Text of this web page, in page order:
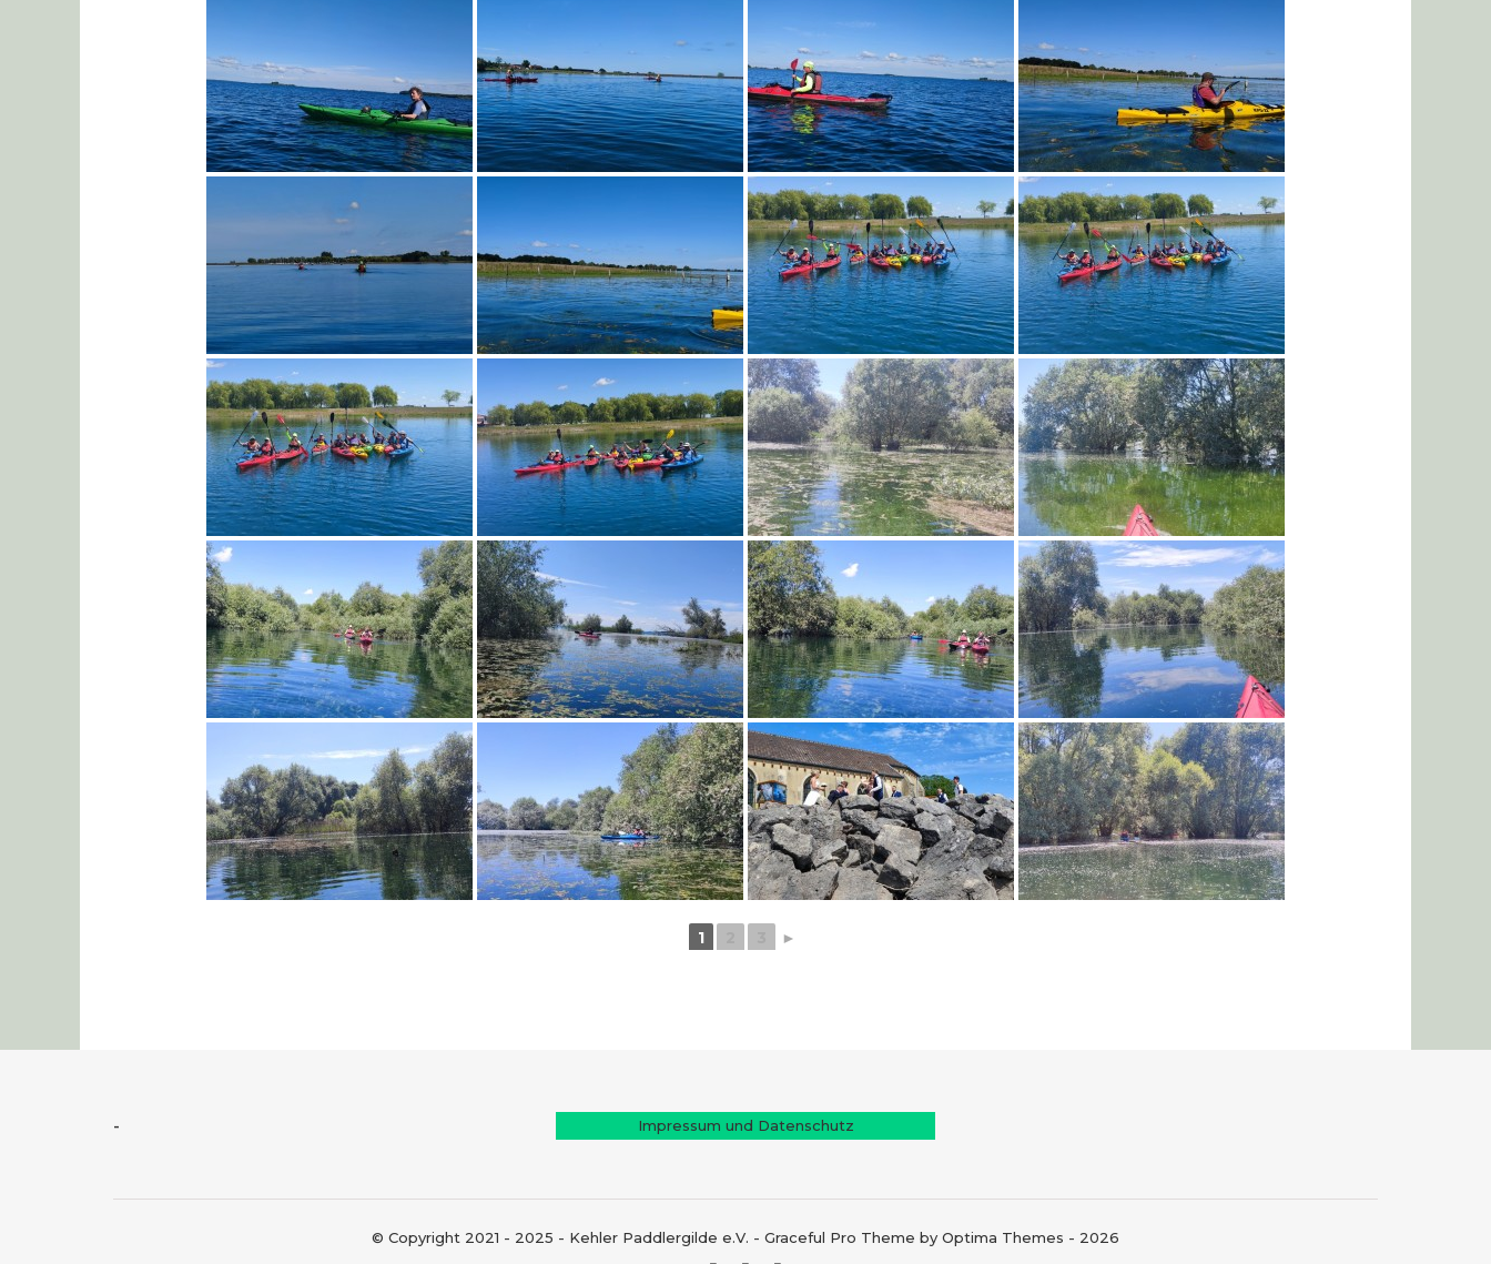
1 ►
- Impressum und Datenschutz
© Copyright 2021 - 2025 - Kehler Paddlergilde e.V. - Graceful Pro Theme by Optima Themes - 2026